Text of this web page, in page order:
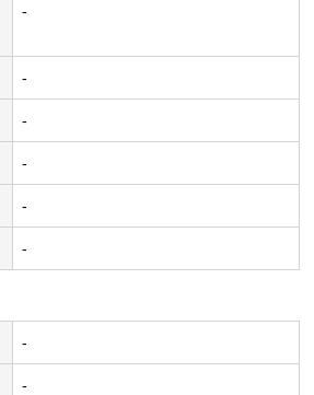
-
-
-
-
-
-
-
-